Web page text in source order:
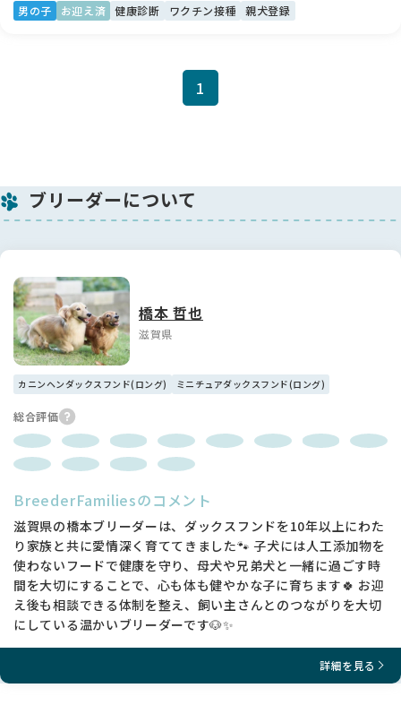
男の子 お迎え済 健康診断 ワクチン接種 親犬登録
1
ブリーダーについて
橋本 哲也
滋賀県
カニンヘンダックスフンド(ロング) ミニチュアダックスフンド(ロング)
総合評価
BreederFamiliesのコメント
滋賀県の橋本ブリーダーは、ダックスフンドを10年以上にわた
り家族と共に愛情深く育ててきました🐾 子犬には人工添加物を
使わないフードで健康を守り、母犬や兄弟犬と一緒に過ごす時
間を大切にすることで、心も体も健やかな子に育ちます🍀 お迎
え後も相談できる体制を整え、飼い主さんとのつながりを大切
にしている温かいブリーダーです🐶✨
詳細を見る